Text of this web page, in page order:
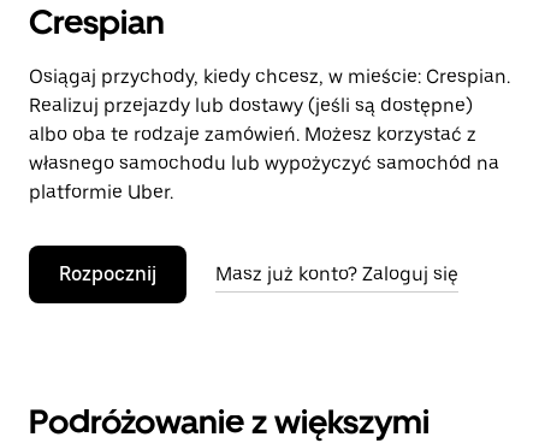
Crespian
Osiągaj przychody, kiedy chcesz, w mieście: Crespian.
Realizuj przejazdy lub dostawy (jeśli są dostępne)
albo oba te rodzaje zamówień. Możesz korzystać z
własnego samochodu lub wypożyczyć samochód na
platformie Uber.
Rozpocznij Masz już konto? Zaloguj się
Podróżowanie z większymi